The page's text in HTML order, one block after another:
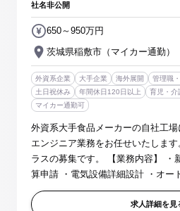
社名非公開
茨城県稲敷市（マイカー通勤）
650～950万円
外資系企業 大手企業 海外展開 管理職
土日祝休み
年間休日120日以上 育児・介
マイカー通勤可
外資系大手食品メーカーの自社工
エンジニア業務をお任せいたしま
ラスの募集です。 【業務内容】 ・新規設備導入計画および予
算申請 ・電気設備詳細設計 ・オー
ング - PLC/シーケンサ―のラダ
MES (Manufacturi...
求人詳細を見